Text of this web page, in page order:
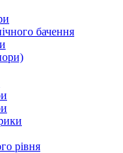
бачення
рівня